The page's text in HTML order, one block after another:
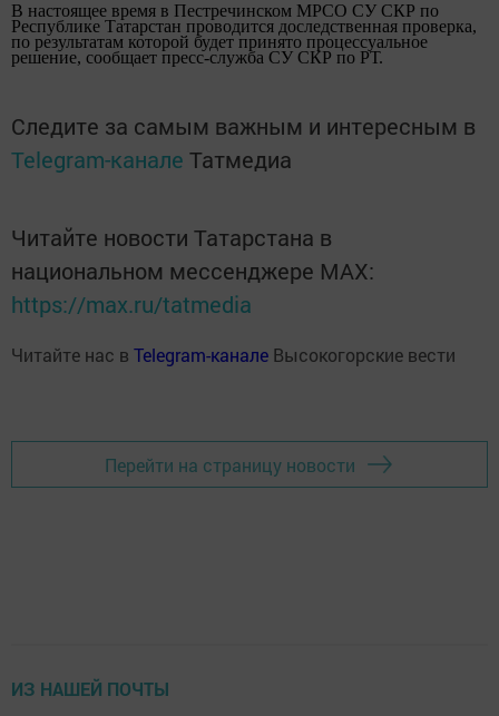
В настоящее время в Пестречинском МРСО СУ СКР по
Республике Татарстан проводится доследственная проверка,
по результатам которой будет принято процессуальное
решение, сообщает пресс-служба СУ СКР по РТ.
Следите за самым важным и интересным в
Telegram-канале Татмедиа
Читайте новости Татарстана в
национальном мессенджере MАХ:
https://max.ru/tatmedia
Читайте нас в Telegram-канале Высокогорские вести
Перейти на страницу новости
ИЗ НАШЕЙ ПОЧТЫ